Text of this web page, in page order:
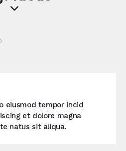
eiusmod tempor incid
et dolore magna
natus sit aliqua.